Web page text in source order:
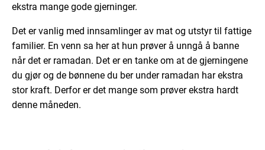
ekstra mange gode gjerninger.
Det er vanlig med innsamlinger av mat og utstyr til fattige
familier. En venn sa her at hun prøver å unngå å banne
når det er ramadan. Det er en tanke om at de gjerningene
du gjør og de bønnene du ber under ramadan har ekstra
stor kraft. Derfor er det mange som prøver ekstra hardt
denne måneden.